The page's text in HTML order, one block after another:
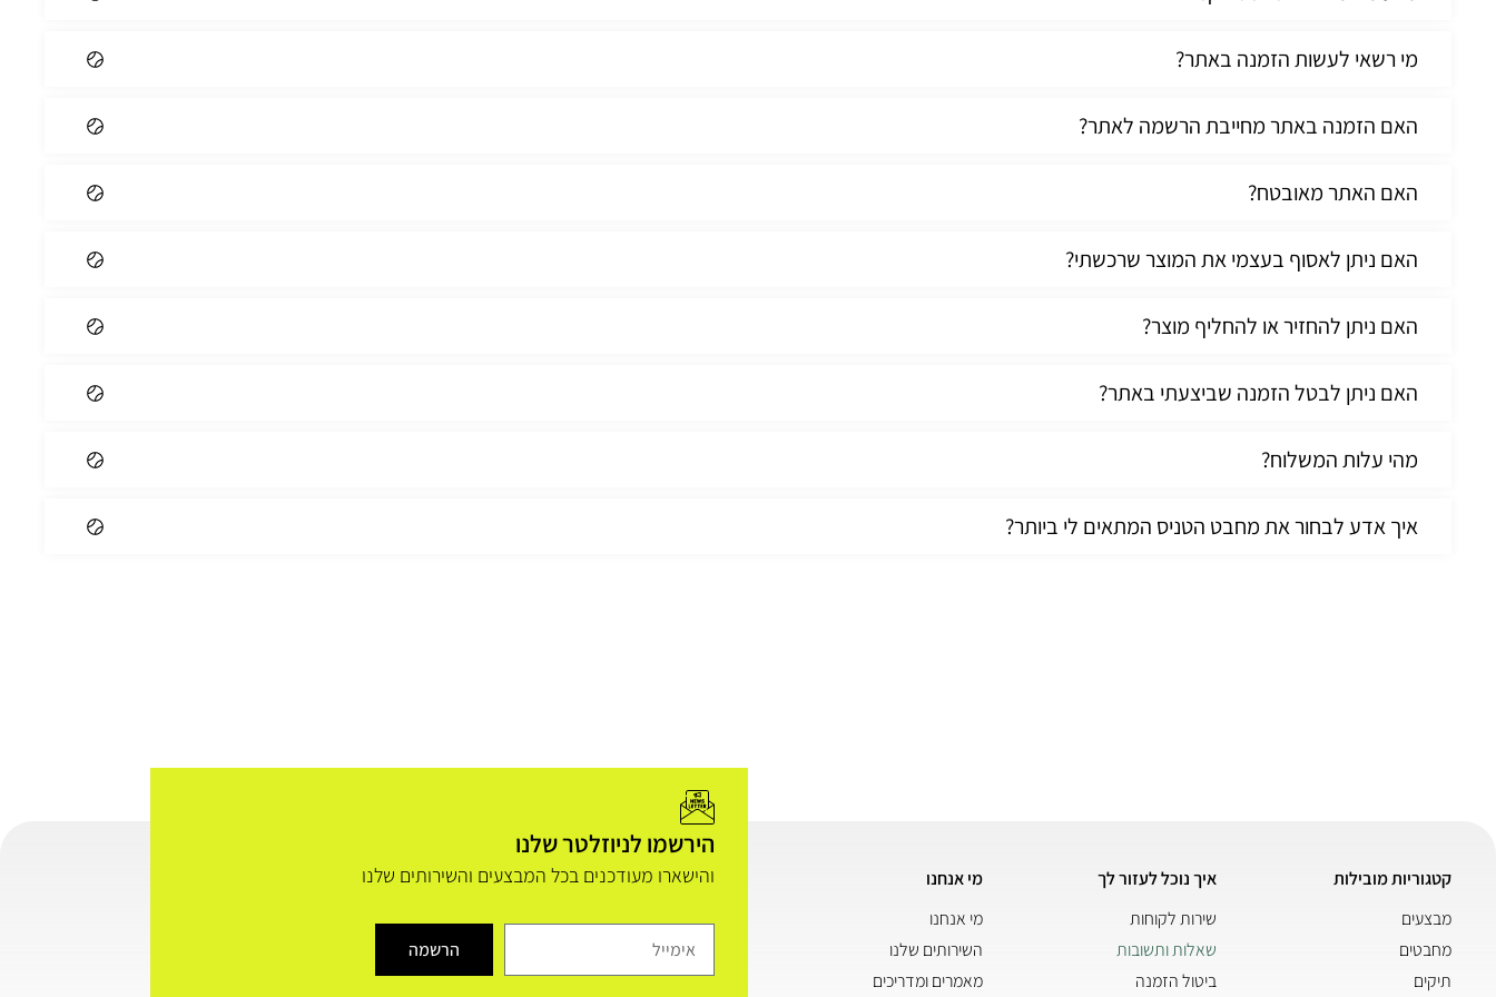
מי רשאי לעשות הזמנה באתר?
האם הזמנה באתר מחייבת הרשמה לאתר?
האם האתר מאובטח?
האם ניתן לאסוף בעצמי את המוצר שרכשתי?
האם ניתן להחזיר או להחליף מוצר?
האם ניתן לבטל הזמנה שביצעתי באתר?
מהי עלות המשלוח?
איך אדע לבחור את מחבט הטניס המתאים לי ביותר?
קטגוריות מובילות
מבצעים
מחבטים
תיקים
איך נוכל לעזור לך
שירות לקוחות
שאלות ותשובות
ביטול הזמנה
מי אנחנו
מי אנחנו
השירותים שלנו
מאמרים ומדריכים
הירשמו לניוזלטר שלנו
והישארו מעודכנים בכל המבצעים והשירותים שלנו
הרשמה